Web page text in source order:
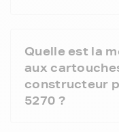
Quelle est la
aux
constructeur
5270 ?